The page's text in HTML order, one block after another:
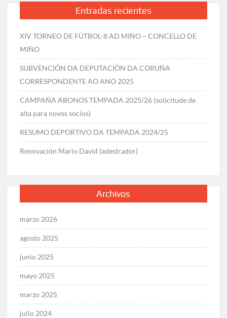
Entradas recientes
XIV TORNEO DE FÚTBOL-8 AD MIÑO – CONCELLO DE
MIÑO
SUBVENCIÓN DA DEPUTACIÓN DA CORUÑA
CORRESPONDENTE AO ANO 2025
CAMPAÑA ABONOS TEMPADA 2025/26 (solicitude de
alta para novos socios)
RESUMO DEPORTIVO DA TEMPADA 2024/25
Renovación Mario David (adestrador)
Archivos
marzo 2026
agosto 2025
junio 2025
mayo 2025
marzo 2025
julio 2024